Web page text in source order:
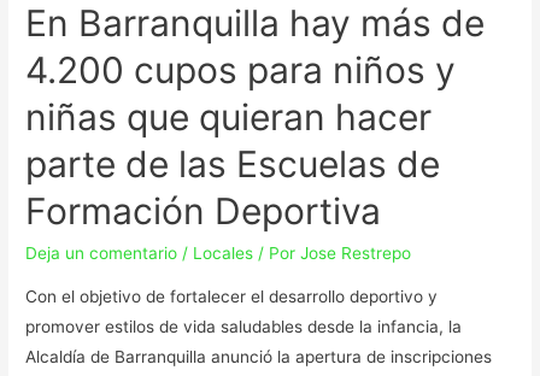
En Barranquilla hay más de
4.200 cupos para niños y
niñas que quieran hacer
parte de las Escuelas de
Formación Deportiva
Deja un comentario / Locales / PorJose Restrepo
Con el objetivo de fortalecer el desarrollo deportivo y
promover estilos de vida saludables desde la infancia, la
Alcaldía de Barranquilla anunció la apertura de inscripciones